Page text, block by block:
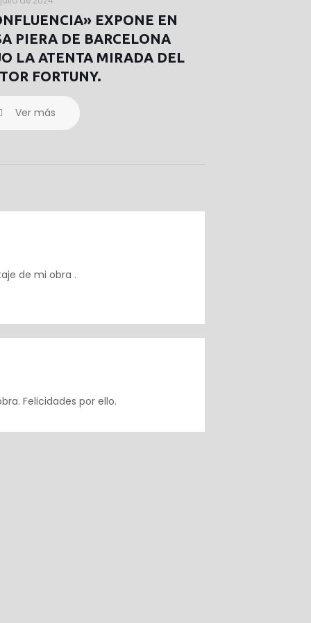
EXPONE EN
PIERA DE BARCELONA
LA ATENTA MIRADA DEL
FORTUNY.
Ver más
de mi obra .
Felicidades por ello.